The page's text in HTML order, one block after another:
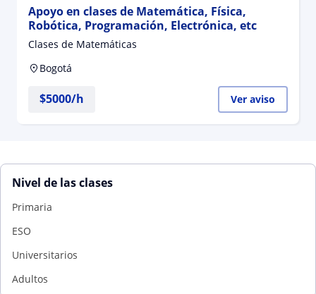
Apoyo en clases de Matemática, Física,
Robótica, Programación, Electrónica, etc
Clases de Matemáticas
Bogotá
$5000/h Ver aviso
Nivel de las clases
Primaria
ESO
Universitarios
Adultos